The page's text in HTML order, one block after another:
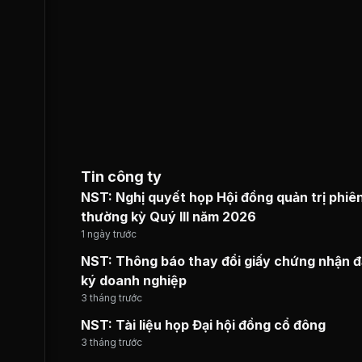
Tin công ty
NST: Nghị quyết họp Hội đồng quản trị
thường kỳ Quý III năm 2026
1 ngày trước
NST: Thông báo thay đổi giấy chứng nhận
ký doanh nghiệp
3 tháng trước
NST: Tài liệu họp Đại hội đồng cổ đông
3 tháng trước